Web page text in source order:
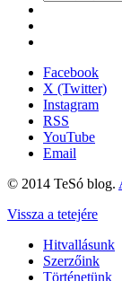
Facebook
X (Twitter)
Instagram
RSS
YouTube
Email
© 2014 TeSó blog.
Vissza a tetejére
Hitvallásunk
Szerzőink
Történetünk